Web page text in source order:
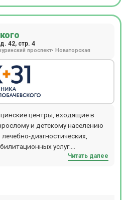
42, стр. 4
проспект Новаторская
центры, входящие в
и детскому населению
диагностических,
услуг.
К +31, можно получить
ортопеда, невролога,
Читать далее